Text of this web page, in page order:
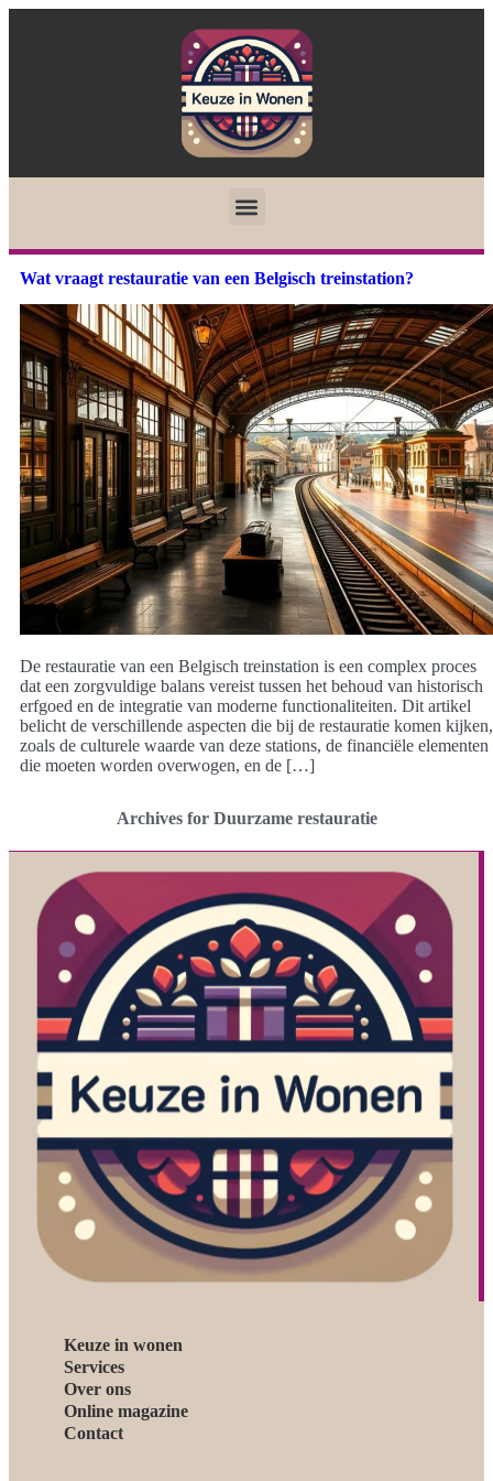
Wat vraagt restauratie van een Belgisch treinstation?
De restauratie van een Belgisch treinstation is een complex proces
dat een zorgvuldige balans vereist tussen het behoud van historisch
erfgoed en de integratie van moderne functionaliteiten. Dit artikel
belicht de verschillende aspecten die bij de restauratie komen kijken,
zoals de culturele waarde van deze stations, de financiële elementen
die moeten worden overwogen, en de […]
Archives for Duurzame restauratie
Keuze in wonen
Services
Over ons
Online magazine
Contact